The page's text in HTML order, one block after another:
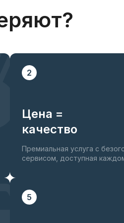
2
Цена =
качество
Премиальная услуга с
сервисом, доступная
5